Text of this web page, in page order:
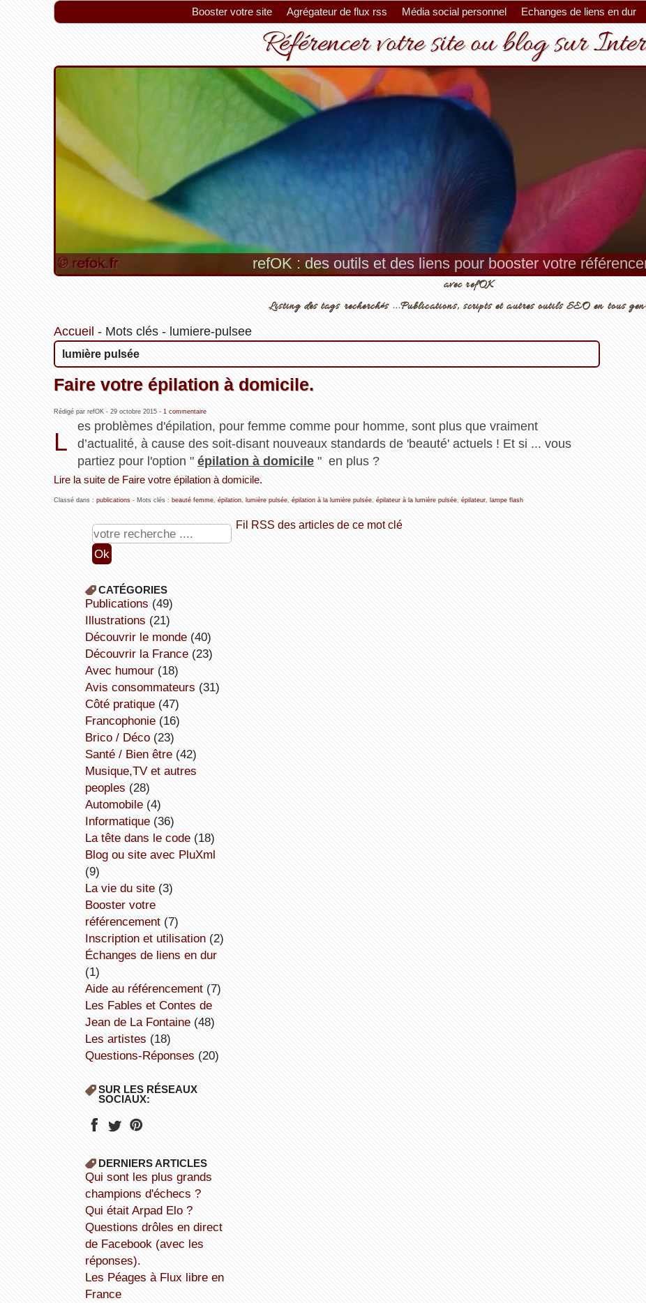
Booster votre site Agrégateur de flux rss Média social personnel Echanges de liens en dur
Référencer votre site ou blog sur
refOK : des outils et des liens pour booster votre
avec refOK
Listing des tags recherchés ...Publications, scripts et autres outils SEO en tous
Accueil - Mots clés- lumiere-pulsee
lumière pulsée
Faire votre épilation à domicile.
Rédigé par refOK - 29 octobre 2015- 1 commentaire
L
es problèmes d'épilation, pour femme comme pour homme, sont plus que vraiment
d’actualité, à cause des soit-disant nouveaux standards de 'beauté' actuels ! Et si ... vous
partiez pour l'option " épilation à domicile " en plus ?
Lire la suite de Faire votre épilation à domicile.
Classé dans : publications- Mots clés : beauté femme, épilation, lumière pulsée, épilation à la lumière pulsée, épilateur à la lumière pulsée, épilateur, lampe flash
Fil RSS des articles de ce mot clé
CATÉGORIES
publications (49)
illustrations (21)
découvrir le monde(40)
découvrir la France(23)
avec humour(18)
avis consommateurs (31)
côté pratique(47)
Francophonie(16)
Brico / Déco(23)
Santé / Bien être(42)
Musique,TV et autres
peoples (28)
Automobile(4)
informatique(36)
la tête dans le code(18)
Blog ou site avec PluXml
(9)
la vie du site(3)
booster votre
référencement(7)
inscription et utilisation(2)
échanges de liens en dur
(1)
aide au référencement(7)
Les Fables et Contes de
Jean de La Fontaine(48)
Les artistes (18)
Questions-Réponses (20)
SUR LES RÉSEAUX
SOCIAUX:
DERNIERS ARTICLES
Qui sont les plus grands
champions d'échecs ?
Qui était Arpad Elo ?
Questions drôles en direct
de Facebook (avec les
réponses).
Les Péages à Flux libre en
France